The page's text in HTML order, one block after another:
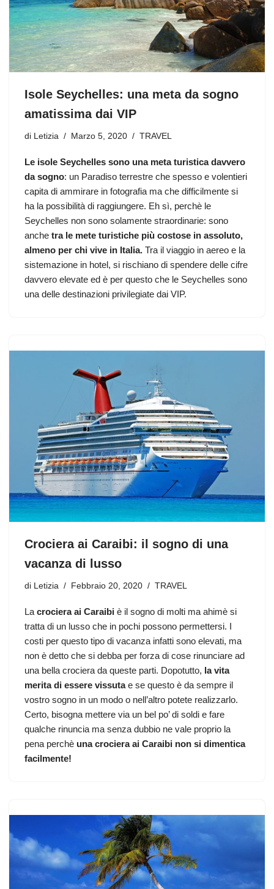
Isole Seychelles: una meta da sogno
amatissima dai VIP
di Letizia Marzo 5, 2020 TRAVEL
Le isole Seychelles sono una meta turistica davvero
da sogno: un Paradiso terrestre che spesso e volentieri
capita di ammirare in fotografia ma che difficilmente si
ha la possibilità di raggiungere. Eh sì, perchè le
Seychelles non sono solamente straordinarie: sono
anche tra le mete turistiche più costose in assoluto,
almeno per chi vive in Italia. Tra il viaggio in aereo e la
sistemazione in hotel, si rischiano di spendere delle cifre
davvero elevate ed è per questo che le Seychelles sono
una delle destinazioni privilegiate dai VIP.
Crociera ai Caraibi: il sogno di una
vacanza di lusso
di Letizia Febbraio 20, 2020 TRAVEL
La crociera ai Caraibi è il sogno di molti ma ahimè si
tratta di un lusso che in pochi possono permettersi. I
costi per questo tipo di vacanza infatti sono elevati, ma
non è detto che si debba per forza di cose rinunciare ad
una bella crociera da queste parti. Dopotutto, la vita
merita di essere vissutae se questo è da sempre il
vostro sogno in un modo o nell’altro potete realizzarlo.
Certo, bisogna mettere via un bel po’ di soldi e fare
qualche rinuncia ma senza dubbio ne vale proprio la
pena perchè una crociera ai Caraibi non si dimentica
facilmente!